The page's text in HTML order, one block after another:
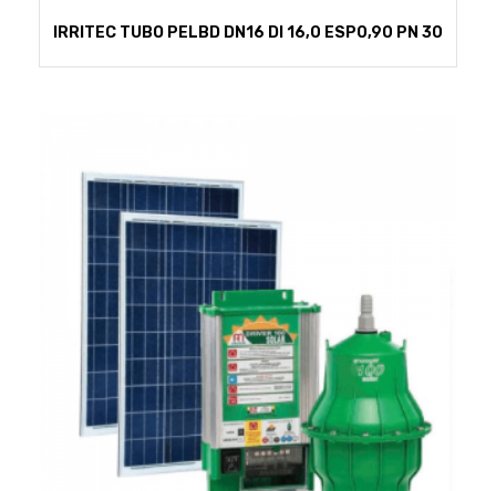
IRRITEC TUBO PELBD DN16 DI 16,0 ESP0,90 PN 30